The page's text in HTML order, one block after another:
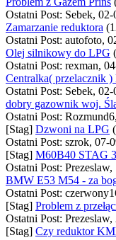
Ostatni Post: Sebek,
Zamarzanie reduktora
Ostatni Post: autofoto,
Olej silnikowy do LPG
Ostatni Post: rexman,
Centralka( przelacznik )
Ostatni Post: Sebek,
dobry gazownik woj.
Ostatni Post:
[Stag] Dzwoni na LPG
Ostatni Post: szrok, 07-
[Stag] M60B40 STAG
Ostatni Post:
BMW E53 M54 - za
Ostatni Post:
[Stag] Problem z
Ostatni Post:
[Stag] Czy reduktor